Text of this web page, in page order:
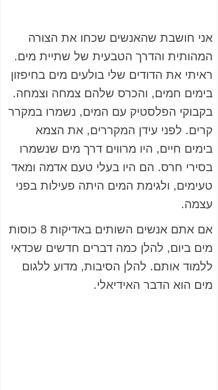
אני חושבת שהאנשים שכחו את הצורה
המהותית והדרך הטבעית של שתיית מים.
ראיתי את הדודים שלי בולעים מים בחיפזון
בימים חמים, והכרס שלהם צמחה וצמחה.
בקבוקי הפלסטיק עם המים, נשמרו במקרר
קרים. לפני עידן המקררים, את הצמא
בימים חיים, היו מרווים דרך מים שנשמרו
בסירי חרס. הם היו בעלי טעם אדמה ומאד
טעימים, ולגימת המים היתה פעילות בפני
עצמה.
אם אתם אנשים השותים באדיקות 8 כוסות
מים ביום, להלן כמה דברים חדשים שכדאי
ללמוד אותם. להלן הסיבות, מדוע ללגום
מים הוא הדבר האידיאלי.